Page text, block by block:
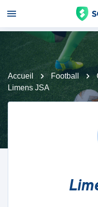
Accueil Football
Limens JSA